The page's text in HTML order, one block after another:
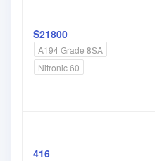
S21800
A194 Grade 8SA
Nitronic 60
416